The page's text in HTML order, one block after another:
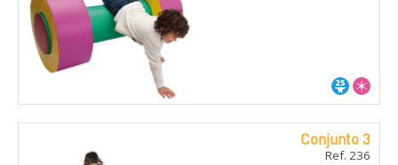
Conjunto 3
Ref. 236